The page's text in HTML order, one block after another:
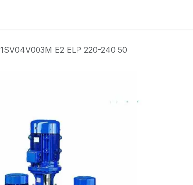
1SV04V003M E2 ELP 220-240 50